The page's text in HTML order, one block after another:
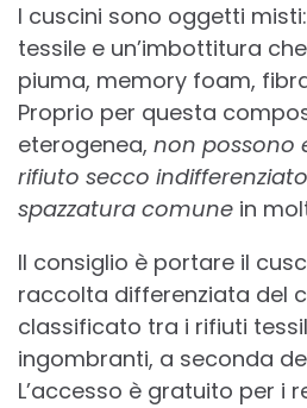
I cuscini sono oggetti
tessile e un’imbottitura
piuma, memory foam,
Proprio per questa
eterogenea, non possono
rifiuto secco
spazzatura comune in
Il consiglio è portare il
raccolta differenziata del
classificato tra i rifiuti
ingombranti, a seconda
L’accesso è gratuito per i